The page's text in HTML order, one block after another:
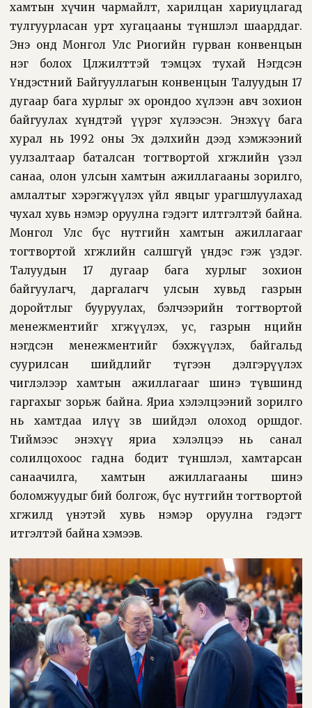
хамтын хүчин чармайлт, харилцан хариуцлагад
тулгуурласан урт хугацааны түншлэл шаарддаг.
Энэ онд Монгол Улс Риогийн гурван конвенцын
нэг болох Цөлжилттэй тэмцэх тухай Нэгдсэн
Үндэстний Байгууллагын конвенцын Талуудын 17
дугаар бага хурлыг эх орондоо хүлээн авч зохион
байгуулах хүндтэй үүрэг хүлээсэн. Энэхүү бага
хурал нь 1992 оны Эх дэлхийн дээд хэмжээний
уулзалтаар баталсан тогтвортой хөгжлийн үзэл
санаа, олон улсын хамтын ажиллагааны зорилго,
амлалтыг хэрэгжүүлэх үйл явцыг урагшлуулахад
чухал хувь нэмэр оруулна гэдэгт илтгэлтэй байна.
Монгол Улс бүс нутгийн хамтын ажиллагааг
тогтвортой хөгжлийн салшгүй үндэс гэж үздэг.
Талуудын 17 дугаар бага хурлыг зохион
байгуулагч, даргалагч улсын хувьд газрын
доройтлыг бууруулах, бэлчээрийн тогтвортой
менежментийг хөгжүүлэх, ус, газрын нөөцийн
нэгдсэн менежментийг бэхжүүлэх, байгальд
суурилсан шийдлийг түгээн дэлгэрүүлэх
чиглэлээр хамтын ажиллагааг шинэ түвшинд
гаргахыг зорьж байна. Яриа хэлэлцээний зорилго
нь хамтдаа илүү зөв шийдэл олоход оршдог.
Тиймээс энэхүү яриа хэлэлцээ нь санал
солилцохоос гадна бодит түншлэл, хамтарсан
санаачилга, хамтын ажиллагааны шинэ
боломжуудыг бий болгож, бүс нутгийн тогтвортой
хөгжилд үнэтэй хувь нэмэр оруулна гэдэгт
итгэлтэй байна хэмээв.